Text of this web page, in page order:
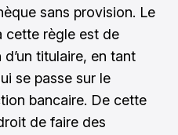
sans provision. Le
cette règle est de
titulaire, en tant
se passe sur le
bancaire. De cette
de faire des